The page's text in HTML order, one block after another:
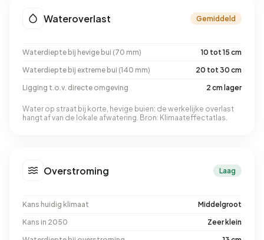
Wateroverlast Gemiddeld
Waterdiepte bij hevige bui (70 mm)
10 tot 15 cm
Waterdiepte bij extreme bui (140 mm)
20 tot 30 cm
Ligging t.o.v. directe omgeving
2 cm lager
Water op straat bij korte, hevige buien; de werkelijke overlast
hangt af van de lokale afwatering. Bron: Klimaateffectatlas.
Overstroming Laag
Kans huidig klimaat
Middelgroot
Kans in 2050
Zeer klein